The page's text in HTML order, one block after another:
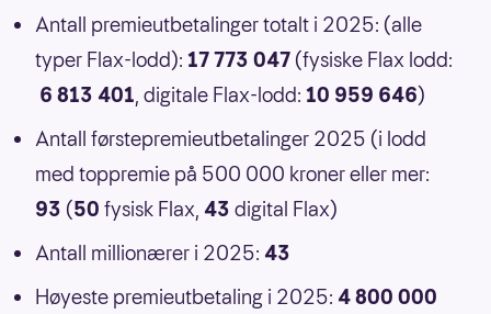
Antall premieutbetalinger totalt i 2025: (alle
typer Flax-lodd): 17 773 047 (fysiske Flax lodd:
6 813 401, digitale Flax-lodd: 10 959 646)
Antall førstepremieutbetalinger 2025 (i lodd
med toppremie på 500 000 kroner eller mer:
93 (50 fysisk Flax, 43 digital Flax)
Antall millionærer i 2025: 43
Høyeste premieutbetaling i 2025: 4 800 000